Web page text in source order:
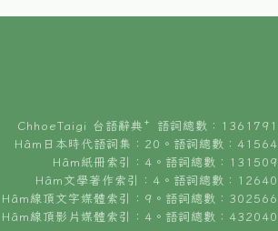
ChhoeTaigi 台語辭典⁺ 語詞總數：1361791
Hâm日本時代語詞集：20。語詞總數：41564
Hâm紙冊索引：4。語詞總數：131509
Hâm文學著作索引：4。語詞總數：12640
Hâm線頂文字媒體索引：9。語詞總數：302566
Hâm線頂影片媒體索引：4。語詞總數：432040